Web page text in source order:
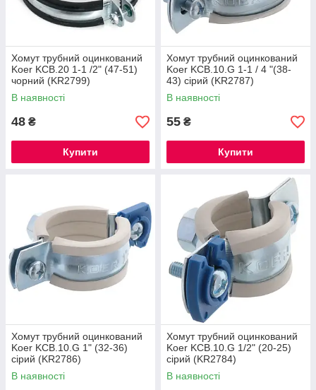
Хомут трубний оцинкований
Koer KCB.20 1-1 /2" (47-51)
чорний (KR2799)
В наявності
48 ₴
Купити
Хомут трубний оцинкований
Koer KCB.10.G 1-1 / 4 "(38-
43) сірий (KR2787)
В наявності
55 ₴
Купити
Хомут трубний оцинкований
Koer KCB.10.G 1" (32-36)
сірий (KR2786)
В наявності
Хомут трубний оцинкований
Koer KCB.10.G 1/2" (20-25)
сірий (KR2784)
В наявності